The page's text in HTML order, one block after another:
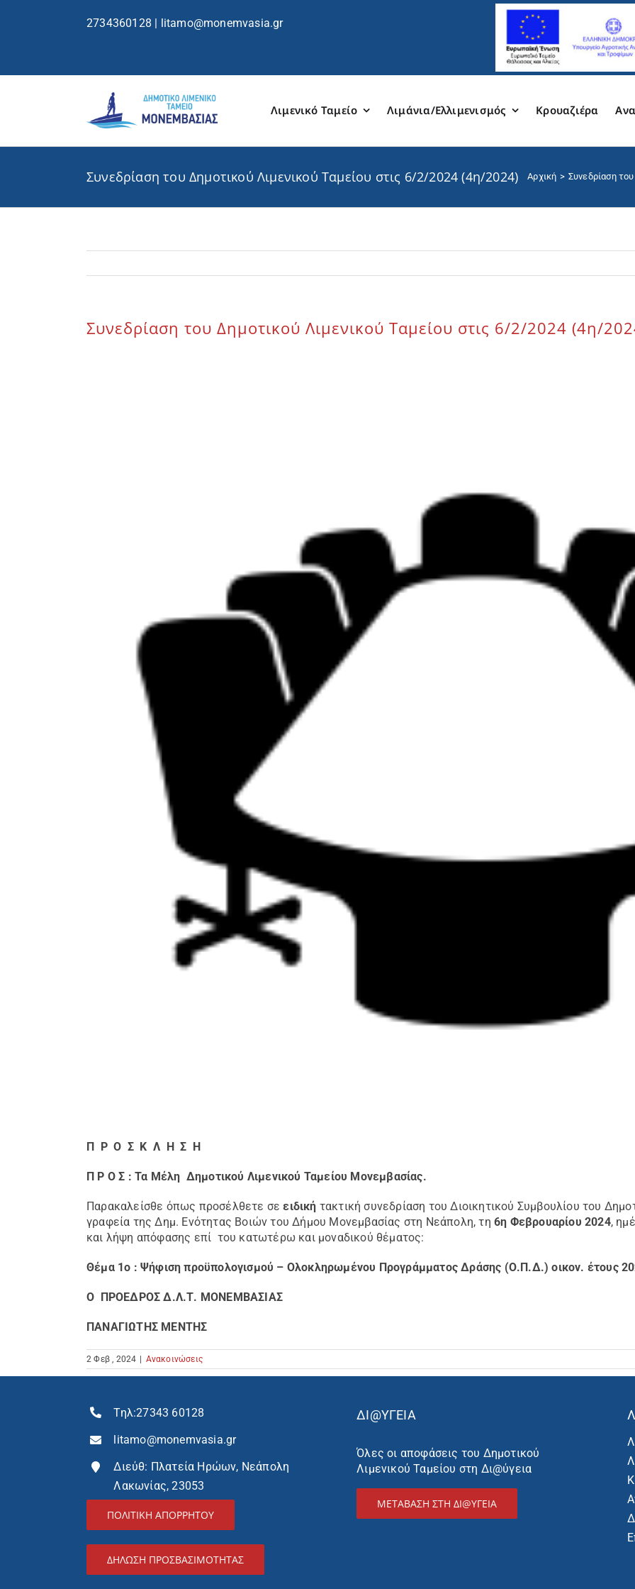
2734360128 | litamo@monemvasia.gr
Λιμενικό Ταμείο Λιμάνια/Ελλιμενισμός Κρουαζιέρα
Συνεδρίαση του Δημοτικού Λιμενικού Ταμείου στις 6/2/2024 (4η/2024) Αρχική Συνεδρίαση
Συνεδρίαση του Δημοτικού Λιμενικού Ταμείου στις 6/2/2024 (4η/
Π Ρ Ο Σ Κ Λ Η Σ Η
Π Ρ Ο Σ : Τα Μέλη Δημοτικού Λιμενικoύ Ταμείου Μονεμβασίας.
Παρακαλείσθε όπως προσέλθετε σεειδική τακτική συνεδρίαση του Διοικητικού Συμβουλίου του
γραφεία της Δημ. Ενότητας Βοιών του Δήμου Μονεμβασίας στη Νεάπολη, τη6η Φεβρουαρίου 2024,
και λήψη απόφασης επί του κατωτέρω και μοναδικού θέματος:
Θέμα 1ο : Ψήφιση προϋπολογισμού – Ολοκληρωμένου ΠρογράμματοςΔράσης (Ο.Π.Δ.) οικον. έτους
Ο ΠΡΟΕΔΡΟΣ Δ.Λ.Τ. ΜΟΝΕΜΒΑΣΙΑΣ
ΠΑΝΑΓΙΩΤΗΣ ΜΕΝΤΗΣ
2 Φεβ , 2024 | Ανακοινώσεις
Τηλ:27343 60128
litamo@monemvasia.gr
Διεύθ: Πλατεία Ηρώων, Νεάπολη
Λακωνίας, 23053
ΠΟΛΙΤΙΚΗ ΑΠΟΡΡΗΤΟΥ
ΔΉΛΩΣΗ ΠΡΟΣΒΑΣΙΜΌΤΗΤΑΣ
ΔΙ@ΥΓΕΙΑ
Όλες οι αποφάσεις του Δημοτικού
Λιμενικού Ταμείου στη Δι@ύγεια
ΜΕΤΑΒΑΣΗ ΣΤΗ ΔΙ@ΥΓΕΙΑ